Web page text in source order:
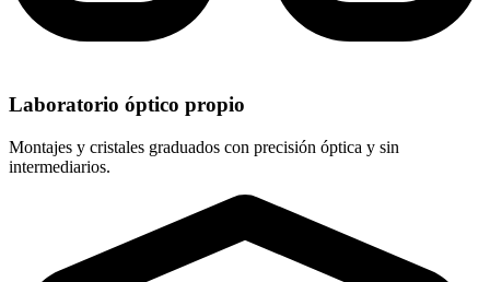
Laboratorio óptico propio
Montajes y cristales graduados con precisión óptica y sin
intermediarios.